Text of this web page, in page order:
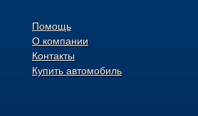
Помощь
О компании
Контакты
Купить автомобиль